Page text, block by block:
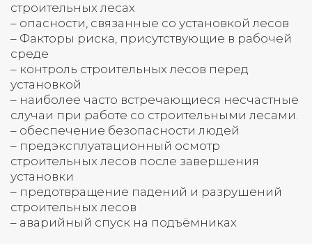
строительных лесах
– опасности, связанные со установкой лесов
– Факторы риска, присутствующие в рабочей
среде
– контроль строительных лесов перед
установкой
– наиболее часто встречающиеся несчастные
случаи при работе со строительными лесами.
– обеспечение безопасности людей
– предэксплуатационный осмотр
строительных лесов после завершения
установки
– предотвращение падений и разрушений
строительных лесов
– аварийный спуск на подъёмниках